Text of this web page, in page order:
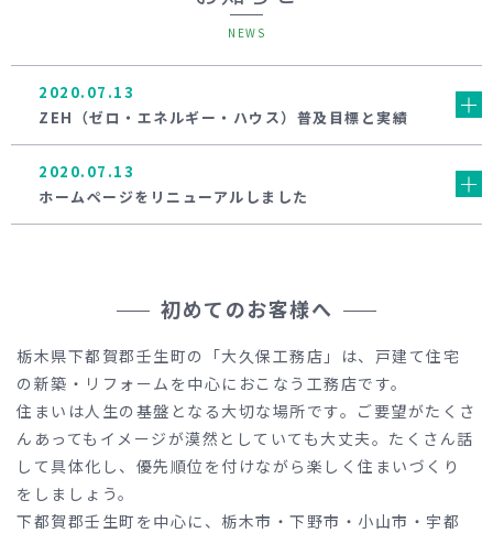
NEWS
2020.07.13
ZEH（ゼロ・エネルギー・ハウス）普及目標と実績
2020.07.13
ホームページをリニューアルしました
初めてのお客様へ
栃木県下都賀郡壬生町の「大久保工務店」は、戸建て住宅
の新築・リフォームを中心におこなう工務店です。
住まいは人生の基盤となる大切な場所です。ご要望がたくさ
んあってもイメージが漠然としていても大丈夫。たくさん話
して具体化し、優先順位を付けながら楽しく住まいづくり
をしましょう。
下都賀郡壬生町を中心に、栃木市・下野市・小山市・宇都